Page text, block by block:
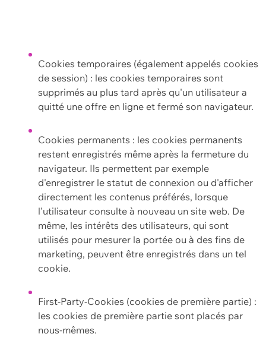
Cookies temporaires (également appelés cookies
de session) : les cookies temporaires sont
supprimés au plus tard après qu'un utilisateur a
quitté une offre en ligne et fermé son navigateur.
Cookies permanents : les cookies permanents
restent enregistrés même après la fermeture du
navigateur. Ils permettent par exemple
d'enregistrer le statut de connexion ou d'afficher
directement les contenus préférés, lorsque
l'utilisateur consulte à nouveau un site web. De
même, les intérêts des utilisateurs, qui sont
utilisés pour mesurer la portée ou à des fins de
marketing, peuvent être enregistrés dans un tel
cookie.
First-Party-Cookies (cookies de première partie) :
les cookies de première partie sont placés par
nous-mêmes.